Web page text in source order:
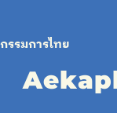
กรรมการไทย